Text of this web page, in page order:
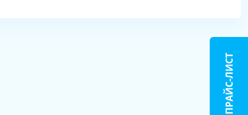
ПРАЙС-ЛИСТ